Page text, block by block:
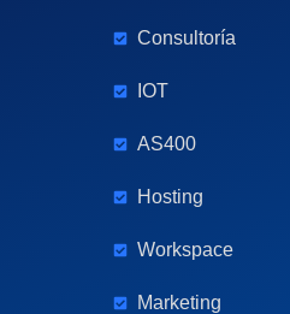
Consultoría
IOT
AS400
Hosting
Workspace
Marketing